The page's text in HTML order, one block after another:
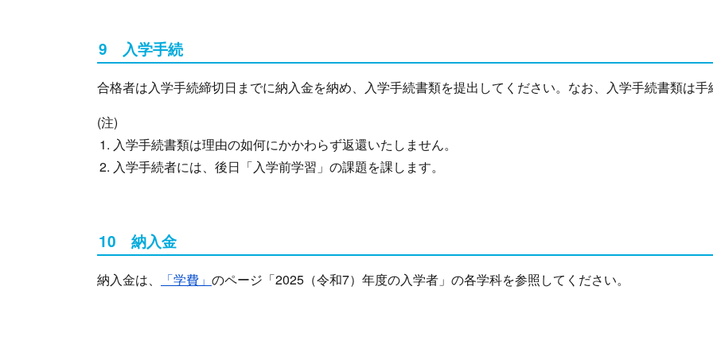
9 入学手続
合格者は入学手続締切日までに納入金を納め、入学手続書類を提出してください。なお、入学手続書類は手
(注)
入学手続書類は理由の如何にかかわらず返還いたしません。
入学手続者には、後日「入学前学習」の課題を課します。
10 納入金
納入金は、 「学費」 のページ「2025（令和7）年度の入学者」の各学科を参照してください。